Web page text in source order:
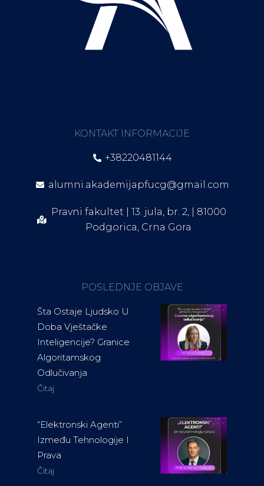
KONTAKT INFORMACIJE
+38220481144
alumni.akademijapfucg@gmail.com
Pravni fakultet | 13. jula, br. 2, | 81000
Podgorica, Crna Gora
POSLEDNJE OBJAVE
Šta Ostaje Ljudsko U
Doba Vještačke
Inteligencije? Granice
Algoritamskog
Odlučivanja
Čitaj
“Elektronski Agenti”
Između Tehnologije I
Prava
Čitaj